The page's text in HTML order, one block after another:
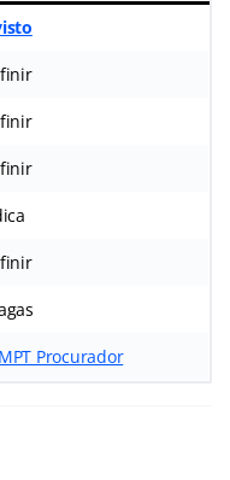
Procurador